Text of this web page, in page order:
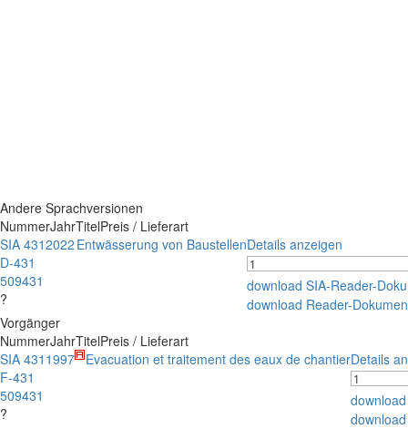
Andere Sprachversionen
NummerJahrTitelPreis / Lieferart
SIA 431
D-431
509431
?
2022 Entwässerung von BaustellenDetails anzeigen
download SIA-Reader-
download Reader-
Vorgänger
NummerJahrTitelPreis / Lieferart
SIA 431
F-431
509431
?
1997 Evacuation et traitement des eaux de chantierDetails